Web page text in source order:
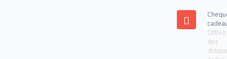
Offrez
des